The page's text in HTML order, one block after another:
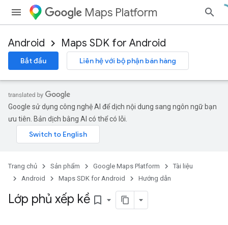
Maps Platform
Android Maps SDK for Android
Bắt đầu Liên hệ với bộ phận bán hàng
Google sử dụng công nghệ AI để dịch nội dung sang ngôn ngữ bạn
ưu tiên. Bản dịch bằng AI có thể có lỗi.
Trang chủ Sản phẩm Google Maps Platform
Tài liệu
Android
Maps SDK for Android Hướng dẫn
Lớp phủ xếp kề bookmark_border